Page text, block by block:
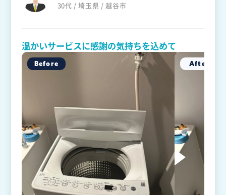
30代 / 埼玉県 / 越谷市
温かいサービスに感謝の気持ちを込めて